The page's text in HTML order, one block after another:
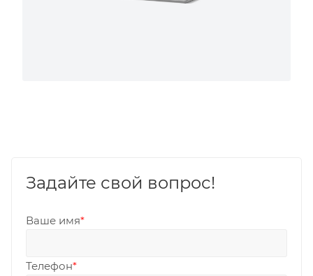
Задайте свой вопрос!
Ваше имя*
Телефон*